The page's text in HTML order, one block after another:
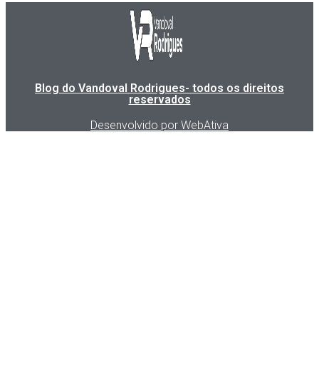
Blog do Vandoval Rodrigues- todos os direitos
reservados
Desenvolvido por WebAtiva